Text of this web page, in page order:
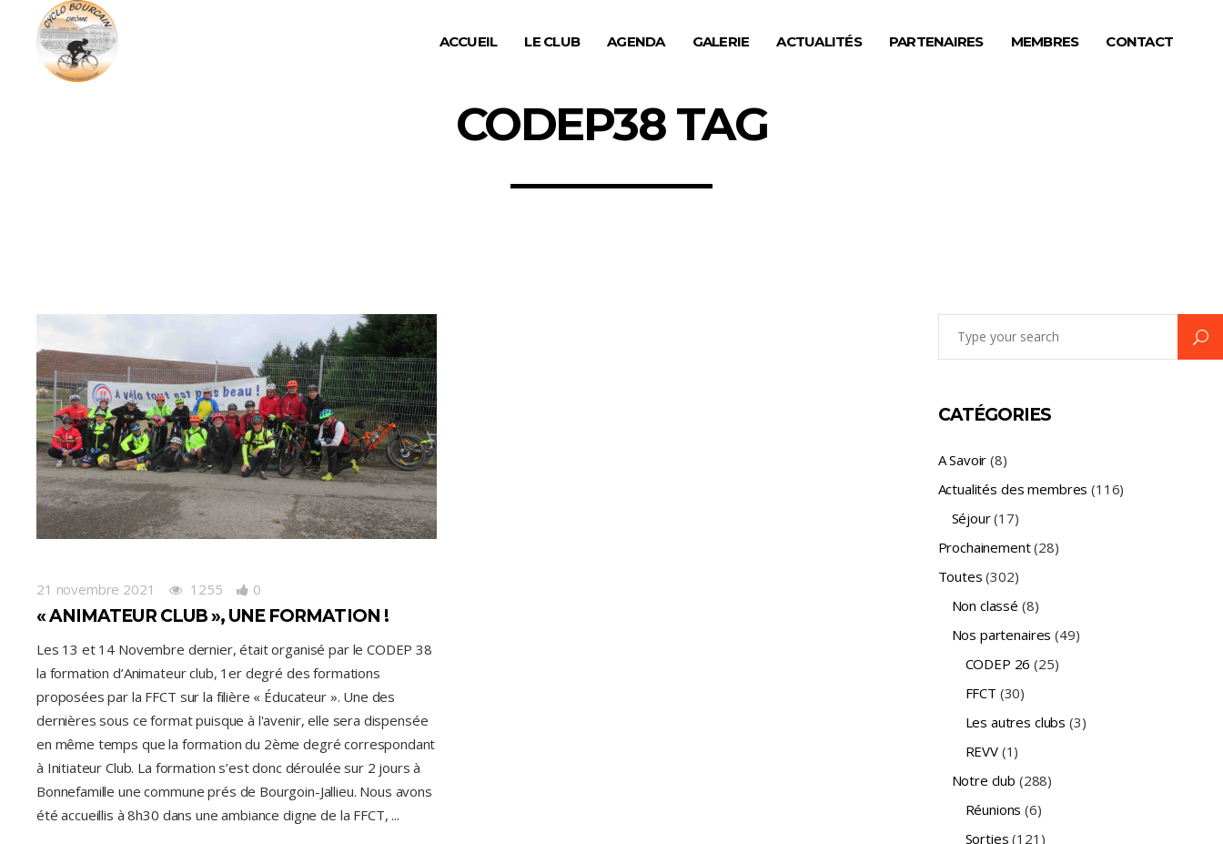
ACCUEIL LE CLUB AGENDA GALERIE ACTUALITÉS PARTENAIRES MEMBRES CONTACT
CODEP38 TAG
21 novembre 2021 1255 0
« ANIMATEUR CLUB », UNE FORMATION !
Les 13 et 14 Novembre dernier, était organisé par le CODEP 38
la formation d’Animateur club, 1er degré des formations
proposées par la FFCT sur la filière « Éducateur ». Une des
dernières sous ce format puisque à l'avenir, elle sera dispensée
en même temps que la formation du 2ème degré correspondant
à Initiateur Club. La formation s’est donc déroulée sur 2 jours à
Bonnefamille une commune prés de Bourgoin-Jallieu. Nous avons
été accueillis à 8h30 dans une ambiance digne de la FFCT,
CATÉGORIES
A Savoir (8)
Actualités des membres (116)
Séjour(17)
Prochainement(28)
Toutes (302)
Non classé (8)
Nos partenaires (49)
CODEP 26 (25)
FFCT (30)
Les autres clubs (3)
REVV(1)
Notre club (288)
Réunions (6)
Sorties (121)